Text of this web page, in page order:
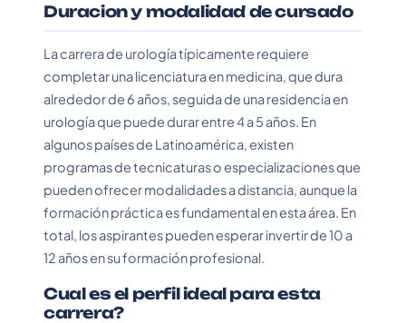
Duracion y modalidad de cursado
La carrera de urología típicamente requiere
completar una licenciatura en medicina, que dura
alrededor de 6 años, seguida de una residencia en
urología que puede durar entre 4 a 5 años. En
algunos países de Latinoamérica, existen
programas de tecnicaturas o especializaciones que
pueden ofrecer modalidades a distancia, aunque la
formación práctica es fundamental en esta área. En
total, los aspirantes pueden esperar invertir de 10 a
12 años en su formación profesional.
Cual es el perfil ideal para esta
carrera?